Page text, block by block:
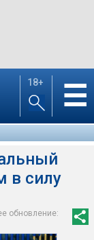
18+ ☰
в силу
обновление: